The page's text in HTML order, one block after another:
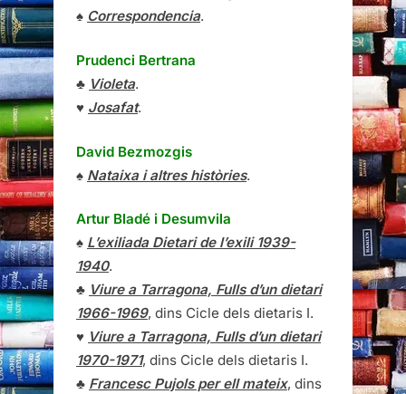
♠ Correspondencia.
Prudenci Bertrana
♣ Violeta.
♥ Josafat.
David Bezmozgis
♠ Nataixa i altres històries.
Artur Bladé i Desumvila
♠ L’exiliada Dietari de l’exili 1939-
1940.
♣ Viure a Tarragona, Fulls d’un dietari
1966-1969, dins Cicle dels dietaris I.
♥ Viure a Tarragona, Fulls d’un dietari
1970-1971, dins Cicle dels dietaris I.
♣ Francesc Pujols per ell mateix, dins